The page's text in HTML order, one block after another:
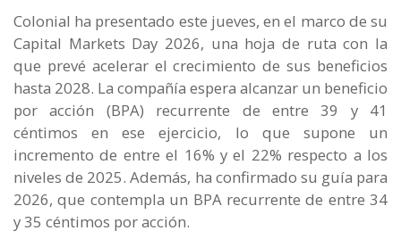
Colonial ha presentado este jueves, en el marco de su
Capital Markets Day 2026, una hoja de ruta con la
que prevé acelerar el crecimiento de sus beneficios
hasta 2028. La compañía espera alcanzar un beneficio
por acción (BPA) recurrente de entre 39 y 41
céntimos en ese ejercicio, lo que supone un
incremento de entre el 16% y el 22% respecto a los
niveles de 2025. Además, ha confirmado su guía para
2026, que contempla un BPA recurrente de entre 34
y 35 céntimos por acción.